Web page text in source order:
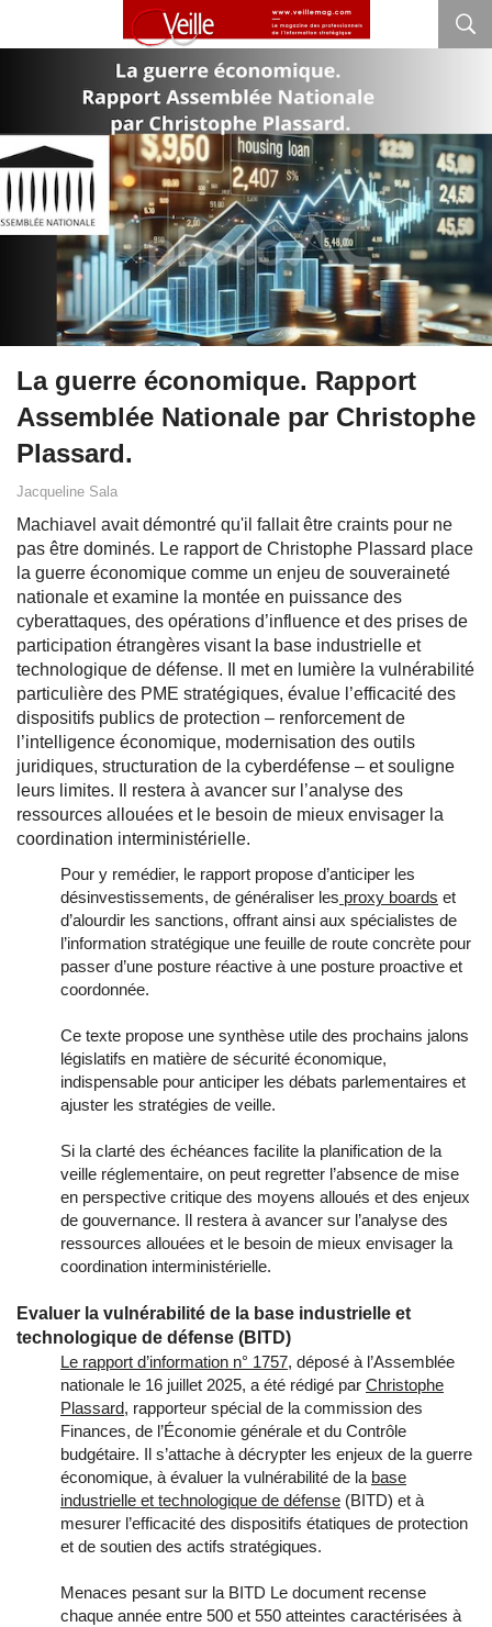
La guerre économique. Rapport
Assemblée Nationale par Christophe
Plassard.
Jacqueline Sala
Machiavel avait démontré qu'il fallait être craints pour ne
pas être dominés. Le rapport de Christophe Plassard place
la guerre économique comme un enjeu de souveraineté
nationale et examine la montée en puissance des
cyberattaques, des opérations d’influence et des prises de
participation étrangères visant la base industrielle et
technologique de défense. Il met en lumière la vulnérabilité
particulière des PME stratégiques, évalue l’efficacité des
dispositifs publics de protection – renforcement de
l’intelligence économique, modernisation des outils
juridiques, structuration de la cyberdéfense – et souligne
leurs limites. Il restera à avancer sur l’analyse des
ressources allouées et le besoin de mieux envisager la
coordination interministérielle.
Pour y remédier, le rapport propose d’anticiper les
désinvestissements, de généraliser les proxy boards et
d’alourdir les sanctions, offrant ainsi aux spécialistes de
l’information stratégique une feuille de route concrète pour
passer d’une posture réactive à une posture proactive et
coordonnée.
Ce texte propose une synthèse utile des prochains jalons
législatifs en matière de sécurité économique,
indispensable pour anticiper les débats parlementaires et
ajuster les stratégies de veille.
Si la clarté des échéances facilite la planification de la
veille réglementaire, on peut regretter l’absence de mise
en perspective critique des moyens alloués et des enjeux
de gouvernance. Il restera à avancer sur l’analyse des
ressources allouées et le besoin de mieux envisager la
coordination interministérielle.
Evaluer la vulnérabilité de la base industrielle et
technologique de défense (BITD)
Le rapport d’information n° 1757, déposé à l’Assemblée
nationale le 16 juillet 2025, a été rédigé par Christophe
Plassard, rapporteur spécial de la commission des
Finances, de l’Économie générale et du Contrôle
budgétaire. Il s’attache à décrypter les enjeux de la guerre
économique, à évaluer la vulnérabilité de la base
industrielle et technologique de défense (BITD) et à
mesurer l’efficacité des dispositifs étatiques de protection
et de soutien des actifs stratégiques.
Menaces pesant sur la BITD Le document recense
chaque année entre 500 et 550 atteintes caractérisées à